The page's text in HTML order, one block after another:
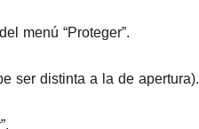
menú “Proteger”.
ser distinta a la de apertura).